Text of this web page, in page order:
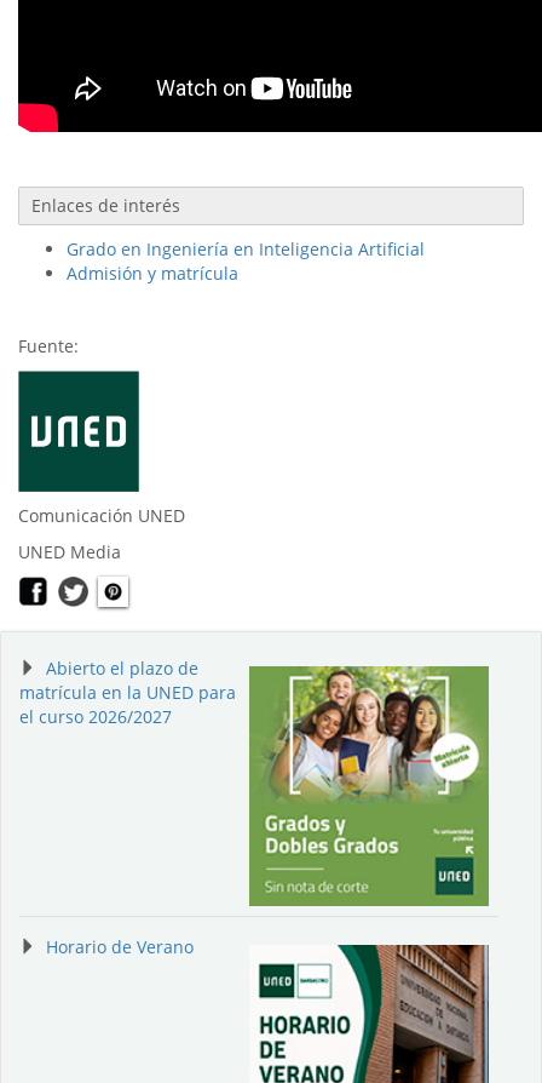
Enlaces de interés
Grado en Ingeniería en Inteligencia Artificial
Admisión y matrícula
Fuente:
Comunicación UNED
UNED Media
Abierto el plazo de
matrícula en la UNED para
el curso 2026/2027
Horario de Verano